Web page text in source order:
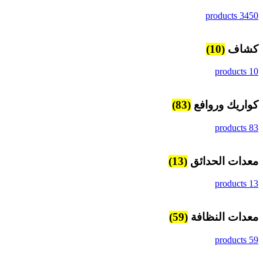
3450 products
كشاف (10)
10 products
كواريك وروافع (83)
83 products
معدات الحدائق (13)
13 products
معدات النظافة (59)
59 products